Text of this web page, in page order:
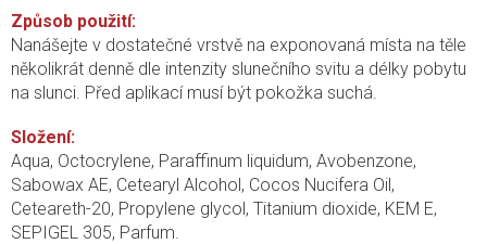
Způsob použití:
Nanášejte v dostatečné vrstvě na exponovaná místa na těle
několikrát denně dle intenzity slunečního svitu a délky pobytu
na slunci. Před aplikací musí být pokožka suchá.
Složení:
Aqua, Octocrylene, Paraffinum liquidum, Avobenzone,
Sabowax AE, Cetearyl Alcohol, Cocos Nucifera Oil,
Ceteareth-20, Propylene glycol, Titanium dioxide, KEM E,
SEPIGEL 305, Parfum.